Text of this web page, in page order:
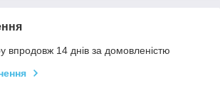
впродовж 14 днів за домовленістю